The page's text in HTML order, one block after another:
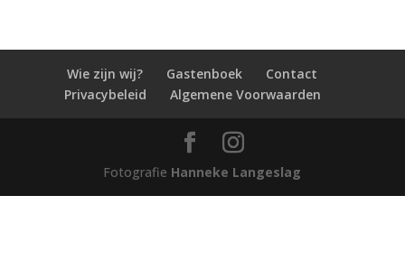
Wie zijn wij? Gastenboek
Contact
Privacybeleid
Algemene Voorwaarden
Fotografie Hanneke Langeslag